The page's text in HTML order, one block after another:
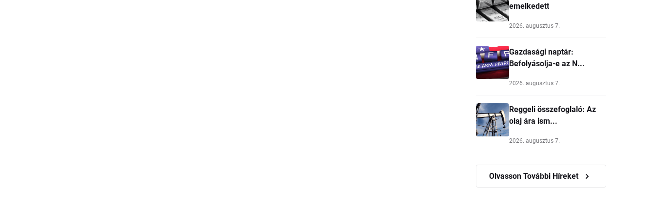
emelkedett
2026. augusztus 7.
Gazdasági naptár:
Befolyásolja-e az N...
2026. augusztus 7.
Reggeli összefoglaló: Az
olaj ára ism...
2026. augusztus 7.
Olvasson További Híreket